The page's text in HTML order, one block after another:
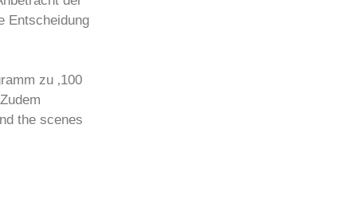
Entscheidung
zu ‚100
the scenes